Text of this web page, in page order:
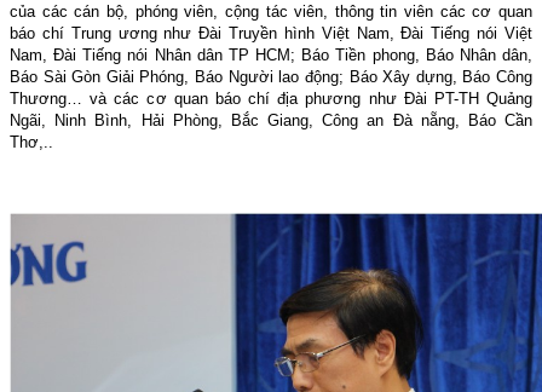
của các cán bộ, phóng viên, cộng tác viên, thông tin viên các cơ quan
báo chí Trung ương như Đài Truyền hình Việt Nam, Đài Tiếng nói Việt
Nam, Đài Tiếng nói Nhân dân TP HCM; Báo Tiền phong, Báo Nhân dân,
Báo Sài Gòn Giải Phóng, Báo Người lao động; Báo Xây dựng, Báo Công
Thương… và các cơ quan báo chí địa phương như Đài PT-TH Quảng
Ngãi, Ninh Bình, Hải Phòng, Bắc Giang, Công an Đà nẵng, Báo Cần
Thơ,..